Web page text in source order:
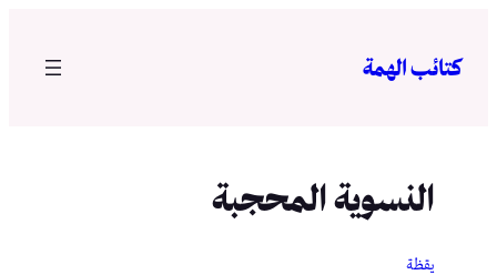
المحتوى
كتائب الهمة
النسوية المحجبة
يقظة